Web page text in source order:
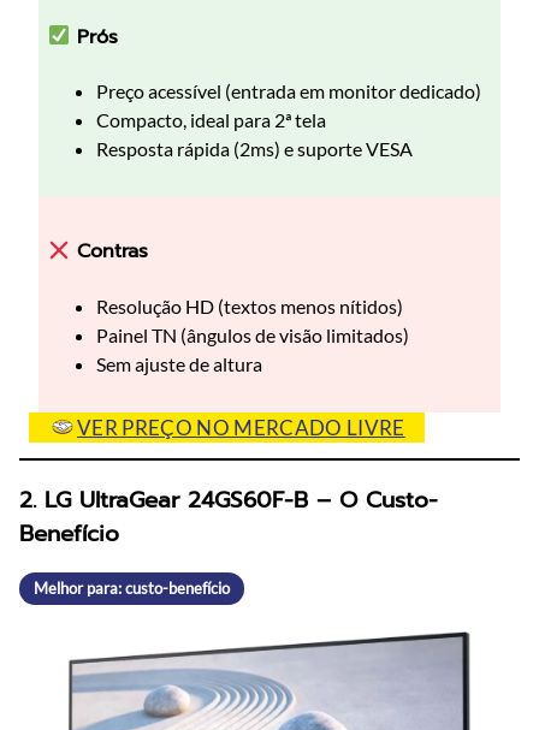
Prós
Preço acessível (entrada em monitor dedicado)
Compacto, ideal para 2ª tela
Resposta rápida (2ms) e suporte VESA
Contras
Resolução HD (textos menos nítidos)
Painel TN (ângulos de visão limitados)
Sem ajuste de altura
VER PREÇO NO MERCADO LIVRE
2. LG UltraGear 24GS60F-B – O Custo-
Benefício
Melhor para: custo-benefício